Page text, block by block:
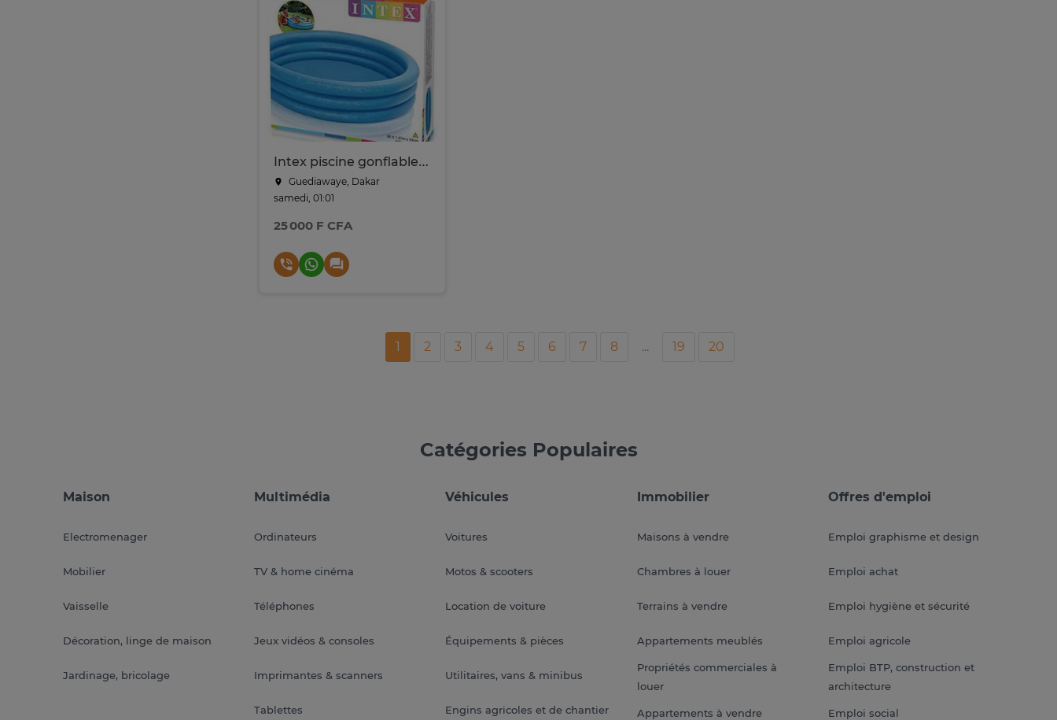
Intex piscine gonflable 1,47 x 33 cm bleu 3 anneaux
Guediawaye, Dakar
samedi, 01:01
25 000 F CFA
1 2 3 4 5 6 7 8 ... 19 20
Catégories Populaires
Maison
Electromenager
Mobilier
Vaisselle
Décoration, linge de maison
Jardinage, bricolage
Multimédia
Ordinateurs
TV & home cinéma
Téléphones
Jeux vidéos & consoles
Imprimantes & scanners
Tablettes
Véhicules
Voitures
Motos & scooters
Location de voiture
Équipements & pièces
Utilitaires, vans & minibus
Engins agricoles et de chantier
Immobilier
Maisons à vendre
Chambres à louer
Terrains à vendre
Appartements meublés
Propriétés commerciales à
louer
Appartements à vendre
Offres d'emploi
Emploi graphisme et design
Emploi achat
Emploi hygiène et sécurité
Emploi agricole
Emploi BTP, construction et
architecture
Emploi social